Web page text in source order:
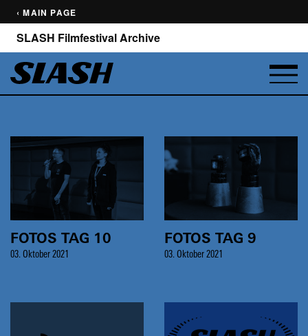
‹ MAIN PAGE
SLASH Filmfestival Archive
FOTOS TAG 10
03. Oktober 2021
FOTOS TAG 9
03. Oktober 2021